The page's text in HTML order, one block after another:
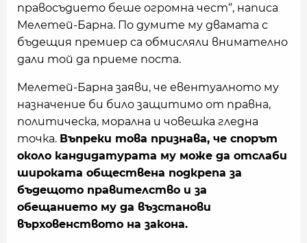
правосъдието беше огромна чест“, написа
Мелетей-Барна. По думите му двамата с
бъдещия премиер са обмисляли внимателно
дали той да приеме поста.
Мелетей-Барна заяви, че евентуалното му
назначение би било защитимо от правна,
политическа, морална и човешка гледна
точка. Въпреки това признава, че спорът
около кандидатурата му може да отслаби
широката обществена подкрепа за
бъдещото правителство и за
обещанието му да възстанови
върховенството на закона.